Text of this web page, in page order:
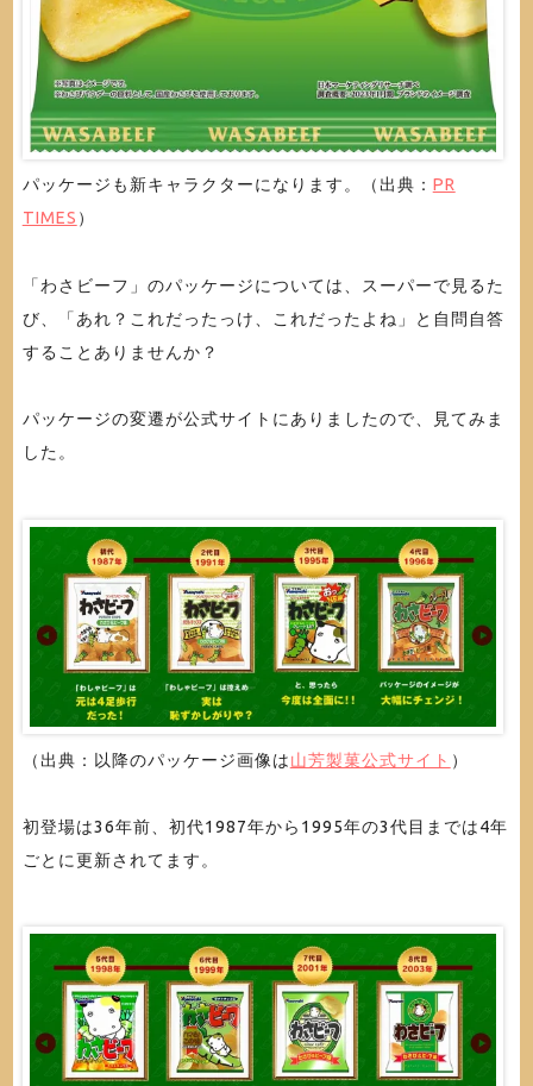
パッケージも新キャラクターになります。（出典： PR
TIMES ）
「わさビーフ」のパッケージについては、スーパーで見るた
び、「あれ？これだったっけ、これだったよね」と自問自答
することありませんか？
パッケージの変遷が公式サイトにありましたので、見てみま
した。
（出典：以降のパッケージ画像は山芳製菓公式サイト ）
初登場は36年前、初代1987年から1995年の3代目までは4年
ごとに更新されてます。